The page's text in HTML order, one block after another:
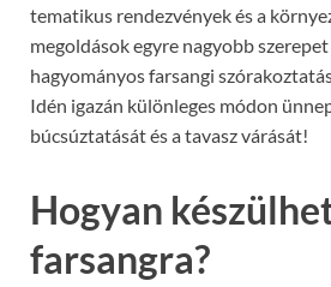
tematikus rendezvények és a
megoldások egyre nagyobb
hagyományos farsangi
Idén igazán különleges módon
búcsúztatását és a tavasz várását!
Hogyan
farsangra?